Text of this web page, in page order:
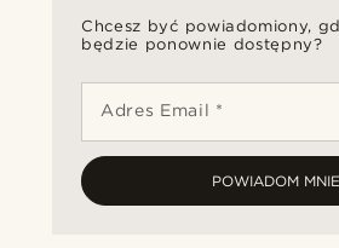
Chcesz być powiadomiony,
będzie ponownie dostępny?
Adres Email *
POWIADOM MNIE